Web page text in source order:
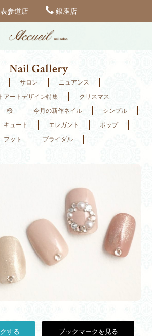
表参道店 銀座店
Nail Gallery
サロン
ニュアンス
アートデザイン特集
クリスマス
桜 今月の新作ネイル
シンプル
キュート エレガント
ポップ
フット
ブライダル
する ブックマークを見る